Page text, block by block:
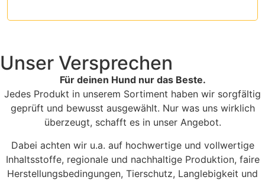
Unser Versprechen
Für deinen Hund nur das Beste.
Jedes Produkt in unserem Sortiment haben wir sorgfältig
geprüft und bewusst ausgewählt. Nur was uns wirklich
überzeugt, schafft es in unser Angebot.
Dabei achten wir u.a. auf hochwertige und vollwertige
Inhaltsstoffe, regionale und nachhaltige Produktion, faire
Herstellungsbedingungen, Tierschutz, Langlebigkeit und